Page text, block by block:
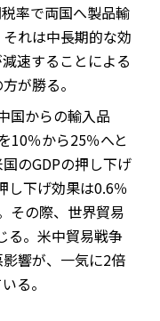
率で両国へ製品輸
れは中長期的な効
速することによる
が勝る。
国からの輸入品
10％から25％へと
のGDPの押し下げ
し下げ効果は0.6％
その際、世界貿易
る。米中貿易戦争
響が、一気に2倍
る。